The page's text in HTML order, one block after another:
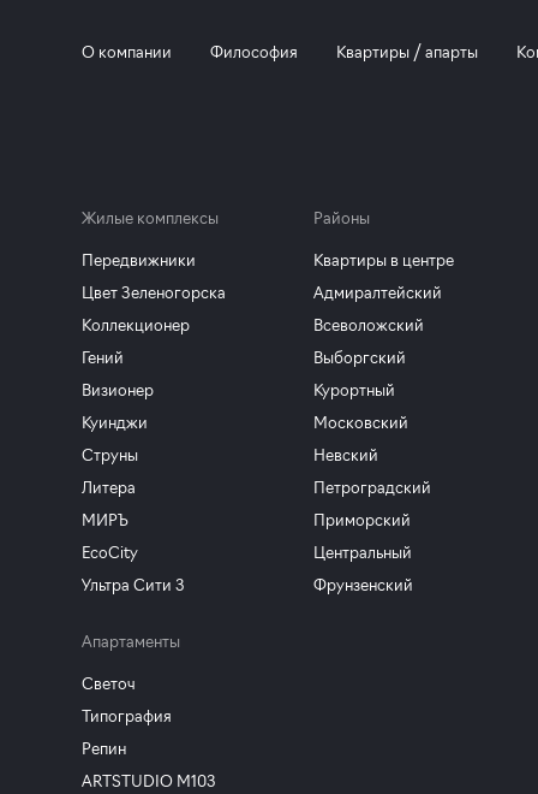
О компании Философия Квартиры / апарты
Жилые комплексы
Передвижники
Цвет Зеленогорска
Коллекционер
Гений
Визионер
Куинджи
Струны
Литера
МИРЪ
EcoCity
Ультра Сити 3
Апартаменты
Светоч
Типография
Репин
ARTSTUDIO M103
Районы
Квартиры в центре
Адмиралтейский
Всеволожский
Выборгский
Курортный
Московский
Невский
Петроградский
Приморский
Центральный
Фрунзенский